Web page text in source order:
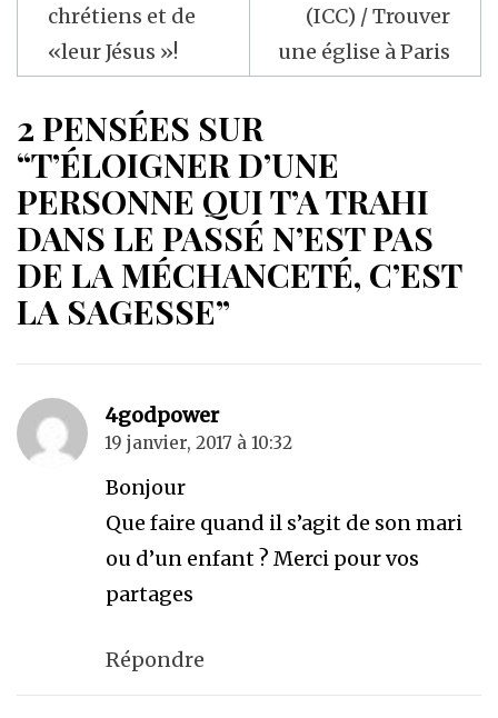
chrétiens et de
«leur Jésus »!
(ICC) / Trouver
une église à Paris
2 PENSÉES SUR
“T’ÉLOIGNER D’UNE
PERSONNE QUI T’A TRAHI
DANS LE PASSÉ N’EST PAS
DE LA MÉCHANCETÉ, C’EST
LA SAGESSE”
4godpower
19 janvier, 2017 à 10:32
Bonjour
Que faire quand il s’agit de son mari
ou d’un enfant ? Merci pour vos
partages
Répondre